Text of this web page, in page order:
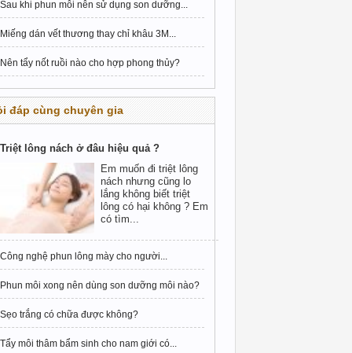
Sau khi phun môi nên sử dụng son dưỡng...
Miếng dán vết thương thay chỉ khâu 3M...
Nên tẩy nốt ruồi nào cho hợp phong thủy?
đáp cùng chuyên gia
Triệt lông nách ở đâu hiệu quả ?
Em muốn đi triệt lông
nách nhưng cũng lo
lắng không biết triệt
lông có hại không ? Em
có tìm...
Công nghệ phun lông mày cho người...
Phun môi xong nên dùng son dưỡng môi nào?
Sẹo trắng có chữa được không?
Tẩy môi thâm bẩm sinh cho nam giới có...